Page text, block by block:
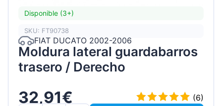
Disponible (3+)
SKU: FT90738
FIAT DUCATO 2002-2006
Moldura lateral guardabarros
trasero / Derecho
32,91€
(6)